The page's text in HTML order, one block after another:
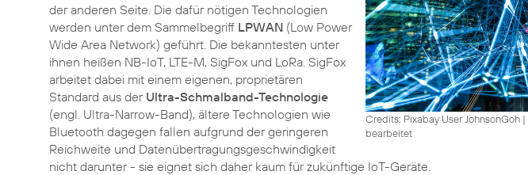
Credits: Pixabay User JohnsonGoh|
bearbeitet
der anderen Seite. Die dafür nötigen Technologien
werden unter dem Sammelbegriff LPWAN (Low Power
Wide Area Network) geführt. Die bekanntesten unter
ihnen heißen NB-IoT, LTE-M, SigFox und LoRa. SigFox
arbeitet dabei mit einem eigenen, proprietären
Standard aus der Ultra-Schmalband-Technologie
(engl. Ultra-Narrow-Band), ältere Technologien wie
Bluetooth dagegen fallen aufgrund der geringeren
Reichweite und Datenübertragungsgeschwindigkeit
nicht darunter - sie eignet sich daher kaum für zukünftige IoT-Geräte.